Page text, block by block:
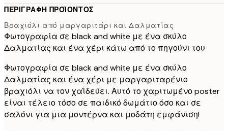
ΠΕΡΙΓΡΑΦΉ ΠΡΟΪΌΝΤΟΣ
Βραχιόλι από μαργαριτάρι και Δαλματίας
Φωτογραφία σε black and white με ένα σκύλο
Δαλματίας και ένα χέρι κάτω από το πηγούνι του
Φωτογραφία σε black and white με ένα σκύλο
Δαλματίας και ένα χέρι με μαργαριταρένιο
βραχιόλι να τον χαϊδεύει. Αυτό το χαριτωμένο poster
είναι τέλειο τόσο σε παιδικό δωμάτιο όσο και σε
σαλόνι για μια μοντέρνα και μοδάτη εμφάνιση!